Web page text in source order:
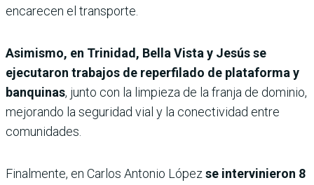
encarecen el transporte.
Asimismo, en Trinidad, Bella Vista y Jesús se
ejecutaron trabajos de reperfilado de plataforma y
banquinas, junto con la limpieza de la franja de dominio,
mejorando la seguridad vial y la conectividad entre
comunidades.
Finalmente, en Carlos Antonio Lópezse intervinieron 8